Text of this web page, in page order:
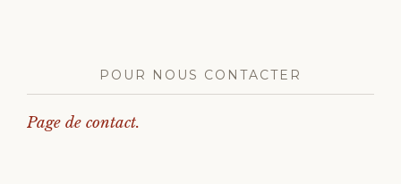
POUR NOUS CONTACTER
Page de contact.